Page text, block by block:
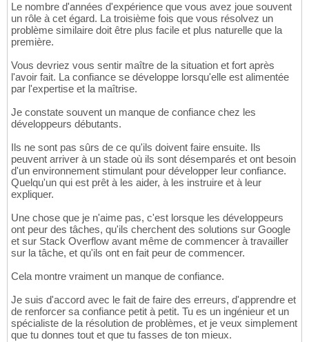
Le nombre d'années d'expérience que vous avez joue souvent
un rôle à cet égard. La troisième fois que vous résolvez un
problème similaire doit être plus facile et plus naturelle que la
première.
Vous devriez vous sentir maître de la situation et fort après
l'avoir fait. La confiance se développe lorsqu'elle est alimentée
par l'expertise et la maîtrise.
Je constate souvent un manque de confiance chez les
développeurs débutants.
Ils ne sont pas sûrs de ce qu'ils doivent faire ensuite. Ils
peuvent arriver à un stade où ils sont désemparés et ont besoin
d'un environnement stimulant pour développer leur confiance.
Quelqu'un qui est prêt à les aider, à les instruire et à leur
expliquer.
Une chose que je n'aime pas, c'est lorsque les développeurs
ont peur des tâches, qu'ils cherchent des solutions sur Google
et sur Stack Overflow avant même de commencer à travailler
sur la tâche, et qu'ils ont en fait peur de commencer.
Cela montre vraiment un manque de confiance.
Je suis d'accord avec le fait de faire des erreurs, d'apprendre et
de renforcer sa confiance petit à petit. Tu es un ingénieur et un
spécialiste de la résolution de problèmes, et je veux simplement
que tu donnes tout et que tu fasses de ton mieux.